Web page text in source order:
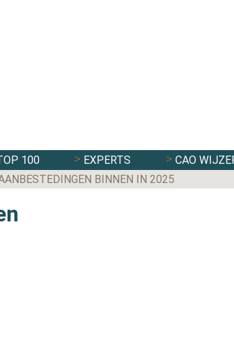
100 EXPERTS CAO
BINNEN IN 2025